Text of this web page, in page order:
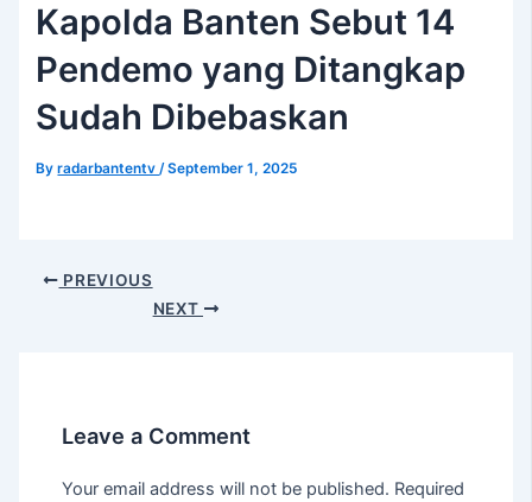
Kapolda Banten Sebut 14
Pendemo yang Ditangkap
Sudah Dibebaskan
Byradarbantentv/September 1, 2025
PREVIOUS
NEXT
Leave a Comment
Your email address will not be published. Required